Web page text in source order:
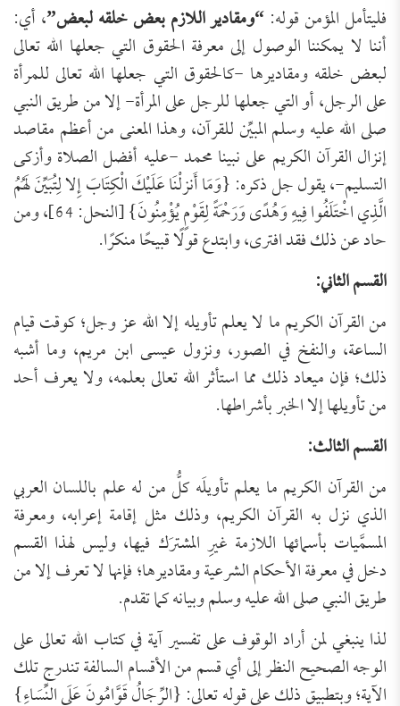
فليتأمل المؤمن قوله:“ومقادير اللازم بعض خلقه لبعض”، أي:
أننا لا يمكننا الوصول إلى معرفة الحقوق التي جعلها الله تعالى
لبعض خلقه ومقاديرها -كالحقوق التي جعلها الله تعالى للمرأة
على الرجل، أو التي جعلها للرجل على المرأة- إلا من طريق النبي
صلى الله عليه وسلم المبيِّن للقرآن، وهذا المعنى من أعظم مقاصد
إنزال القرآن الكريم على نبينا محمد -عليه أفضل الصلاة وأزكى
التسليم-، يقول جل ذكره: {وَمَا أَنزلْنَا عَلَيْكَ الْكِتَابَ إِلا لِتُبَيِّنَ لَهُمُ
الَّذِي اخْتَلَفُوا فِيهِ وَهُدًى وَرَحْمَةً لِقَوْمٍ يُؤْمِنُونَ} [النحل: 64]، ومن
حاد عن ذلك فقد افترى، وابتدع قولًا قبيحًا منكرًا.
القسم الثاني:
من القرآن الكريم ما لا يعلم تأويله إلا الله عز وجل؛ كوقت قيام
الساعة، والنفخ في الصور، ونزول عيسى ابن مريم، وما أشبه
ذلك؛ فإن ميعاد ذلك مما استأثر الله تعالى بعلمه، ولا يعرف أحد
من تأويلها إلا الخبر بأشراطها.
القسم الثالث:
من القرآن الكريم ما يعلم تأويلَه كلُّ من له علم باللسان العربي
الذي نزل به القرآن الكريم، وذلك مثل إقامة إعرابه، ومعرفة
المسمَّيات بأسمائها اللازمة غيرِ المشترَك فيها، وليس لهذا القسم
دخل في معرفة الأحكام الشرعية ومقاديرها؛ فإنها لا تعرف إلا من
طريق النبي صلى الله عليه وسلم وبيانه كما تقدم.
لذا ينبغي لمن أراد الوقوف على تفسير آية في كتاب الله تعالى على
الوجه الصحيح النظر إلى أي قسم من الأقسام السالفة تندرج تلك
الآية؛ وبتطبيق ذلك على قوله تعالى: {الرِّجَالُ قَوَّامُونَ عَلَى النِّسَاءِ}